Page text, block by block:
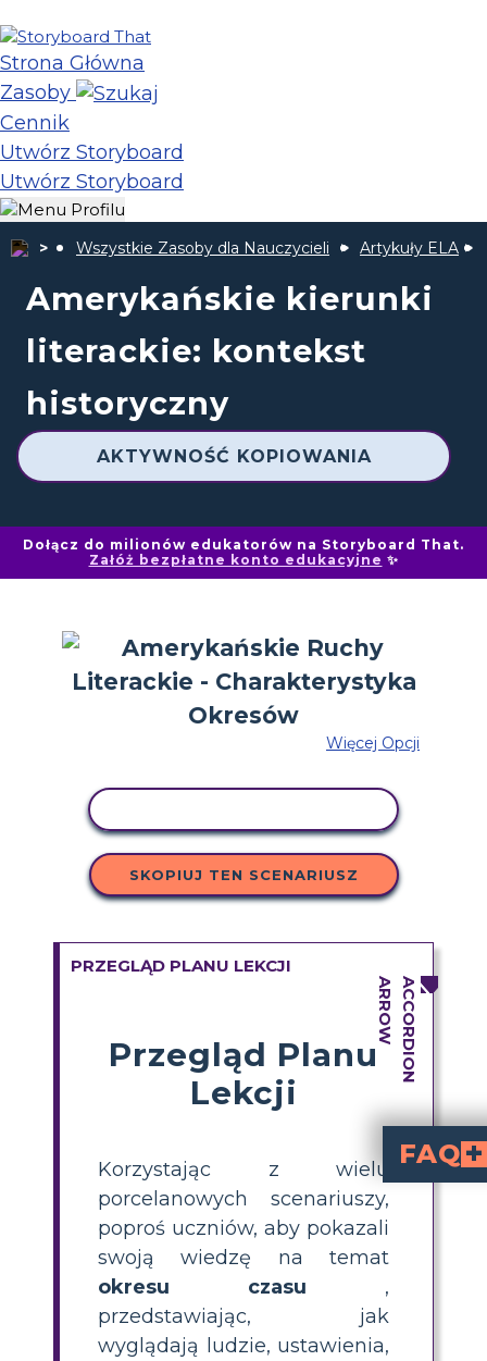
Strona Główna
Zasoby
Cennik
Utwórz Storyboard
Utwórz Storyboard
Wszystkie Zasoby dla Nauczycieli Artykuły ELA
Amerykańskie kierunki
literackie: kontekst
historyczny
AKTYWNOŚĆ KOPIOWANIA
Dołącz do milionów edukatorów na Storyboard That.
Załóż bezpłatne konto edukacyjne ✨
Więcej Opcji
SKOPIUJ TEN SCENARIUSZ
PRZEGLĄD PLANU LEKCJI
Przegląd Planu
Lekcji
Korzystając z wielu
porcelanowych scenariuszy,
poproś uczniów, aby pokazali
swoją wiedzę na temat
okresu czasu ,
przedstawiając, jak
wyglądają ludzie, ustawienia,
FAQ